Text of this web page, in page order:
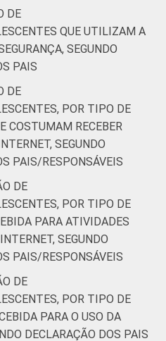
DE 11
de Internet de 9 a 17
em casa. Respostas
item apresentado se
da alternativa
entre setembro de
computador de uso
adolescente.
2013 a jan/2014
DE
QUE UTILIZAM A
SEGUNDO
PAIS
DE
POR TIPO DE
COSTUMAM RECEBER
SEGUNDO
PAIS/RESPONSÁVEIS
DE
POR TIPO DE
PARA ATIVIDADES
SEGUNDO
PAIS/RESPONSÁVEIS
DE
POR TIPO DE
PARA O USO DA
DECLARAÇÃO DOS PAIS